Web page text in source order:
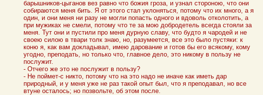
барышников-цыганов вез равно что божия гроза, и узнал стороною, что они
собираются меня бить. Я от этого стал уклоняться, потому что их много, а я
один, и они меня ни разу не могли попасть одного и вдоволь отколотить, а
при мужиках не смели, потому что те за мою добродетель всегда стояли за
меня. Тут они и пустили про меня дурную славу, что будто я чародей и не
своею силою в твари толк знаю, но, разумеется, все это было пустяки: к
коню я, как вам докладывал, имею дарование и готов бы его всякому, кому
угодно, преподать, но только что, главное дело, это никому в пользу не
послужит.
- Отчего же это не послужит в пользу?
- Не поймет-с никто, потому что на это надо не иначе как иметь дар
природный, и у меня уже не раз такой опыт был, что я преподавал, но все
втуне осталось; но позвольте, об этом после.